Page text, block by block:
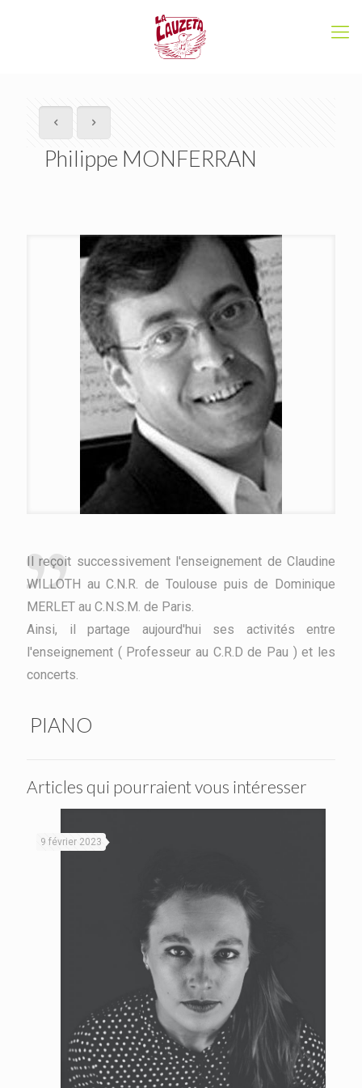
Philippe MONFERRAN
Il reçoit successivement l'enseignement de Claudine
WILLOTH au C.N.R. de Toulouse puis de Dominique
MERLET au C.N.S.M. de Paris.
Ainsi, il partage aujourd'hui ses activités entre
l'enseignement ( Professeur au C.R.D de Pau ) et les
concerts.
PIANO
Articles qui pourraient vous intéresser
9 février 2023